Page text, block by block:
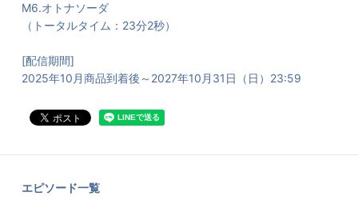
M6.オトナソーダ
（トータルタイム：23分2秒）
[配信期間]
2025年10月商品到着後～2027年10月31日（日）23:59
エピソード一覧